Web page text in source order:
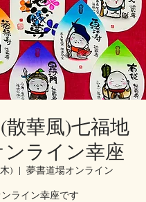
華風)七福地
ライン幸座
)
  |
夢書道場オンライン
ライン幸座です